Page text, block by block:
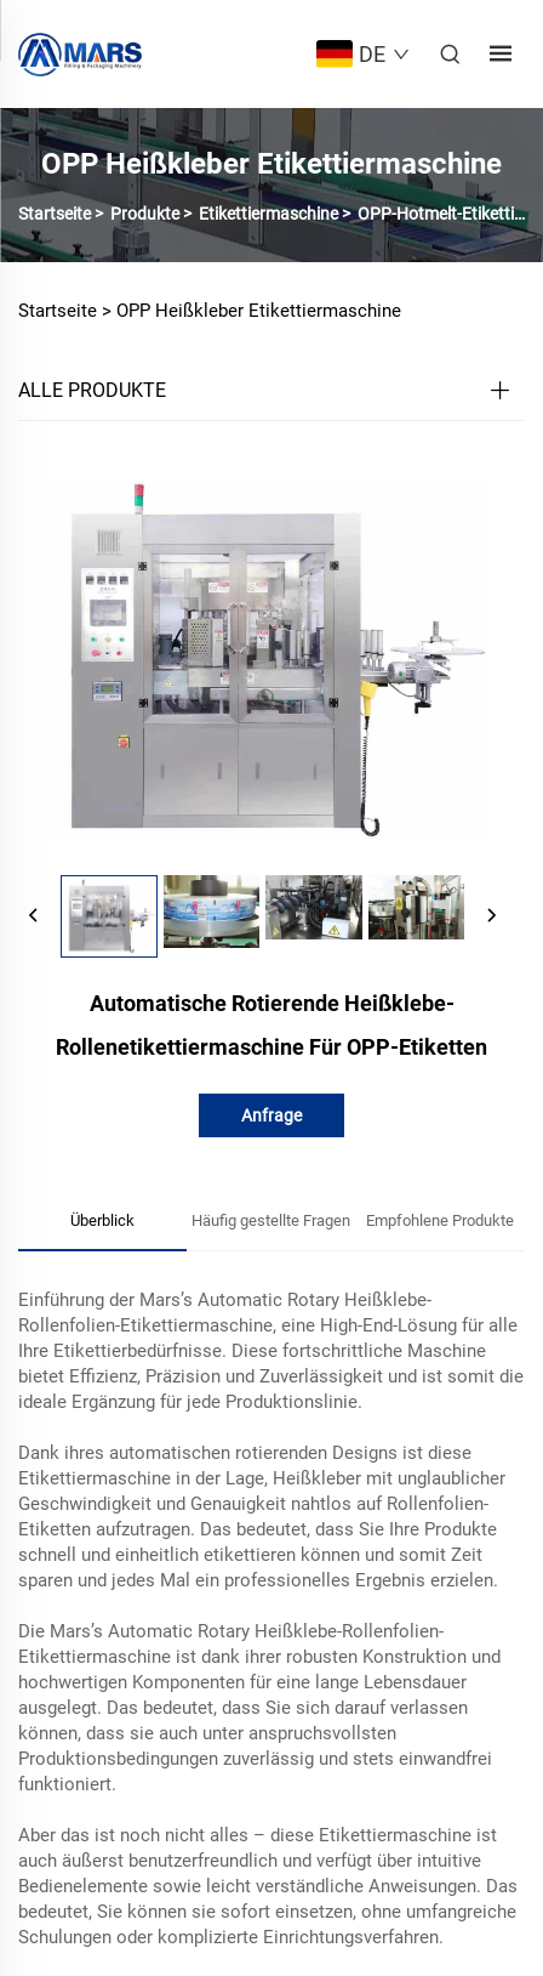
DE
OPP Heißkleber Etikettiermaschine
Startseite> Produkte> Etikettiermaschine>OPP-Hotmelt-Etikettiermaschine
Startseite > OPP Heißkleber Etikettiermaschine
ALLE PRODUKTE
Automatische Rotierende Heißklebe-
Rollenetikettiermaschine Für OPP-Etiketten
Anfrage
Überblick Häufig gestellte Fragen Empfohlene Produkte
Einführung der Mars’s Automatic Rotary Heißklebe-
Rollenfolien-Etikettiermaschine, eine High-End-Lösung für alle
Ihre Etikettierbedürfnisse. Diese fortschrittliche Maschine
bietet Effizienz, Präzision und Zuverlässigkeit und ist somit die
ideale Ergänzung für jede Produktionslinie.
Dank ihres automatischen rotierenden Designs ist diese
Etikettiermaschine in der Lage, Heißkleber mit unglaublicher
Geschwindigkeit und Genauigkeit nahtlos auf Rollenfolien-
Etiketten aufzutragen. Das bedeutet, dass Sie Ihre Produkte
schnell und einheitlich etikettieren können und somit Zeit
sparen und jedes Mal ein professionelles Ergebnis erzielen.
Die Mars’s Automatic Rotary Heißklebe-Rollenfolien-
Etikettiermaschine ist dank ihrer robusten Konstruktion und
hochwertigen Komponenten für eine lange Lebensdauer
ausgelegt. Das bedeutet, dass Sie sich darauf verlassen
können, dass sie auch unter anspruchsvollsten
Produktionsbedingungen zuverlässig und stets einwandfrei
funktioniert.
Aber das ist noch nicht alles – diese Etikettiermaschine ist
auch äußerst benutzerfreundlich und verfügt über intuitive
Bedienelemente sowie leicht verständliche Anweisungen. Das
bedeutet, Sie können sie sofort einsetzen, ohne umfangreiche
Schulungen oder komplizierte Einrichtungsverfahren.